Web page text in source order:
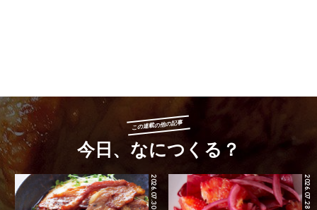
この連載の他の記事
今日、なにつくる？
2026.07.30 2026.07.28